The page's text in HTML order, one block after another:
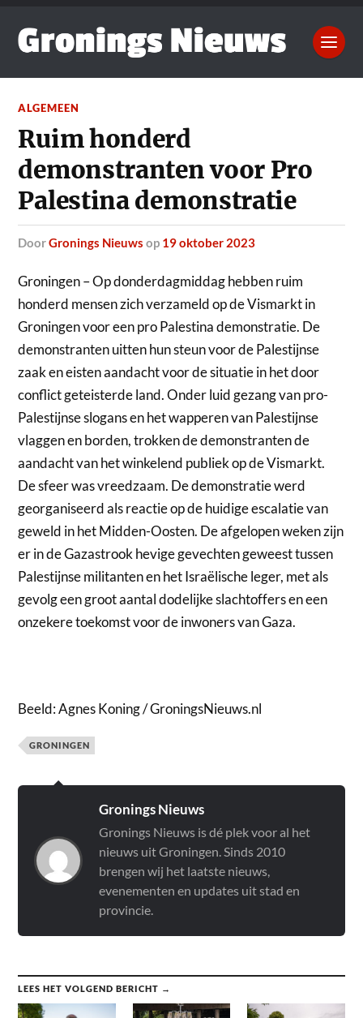
ALGEMEEN
Ruim honderd
demonstranten voor Pro
Palestina demonstratie
doorGronings Nieuws op 19 oktober 2023
Groningen – Op donderdagmiddag hebben ruim
honderd mensen zich verzameld op de Vismarkt in
Groningen voor een pro Palestina demonstratie. De
demonstranten uitten hun steun voor de Palestijnse
zaak en eisten aandacht voor de situatie in het door
conflict geteisterde land. Onder luid gezang van pro-
Palestijnse slogans en het wapperen van Palestijnse
vlaggen en borden, trokken de demonstranten de
aandacht van het winkelend publiek op de Vismarkt.
De sfeer was vreedzaam. De demonstratie werd
georganiseerd als reactie op de huidige escalatie van
geweld in het Midden-Oosten. De afgelopen weken zijn
er in de Gazastrook hevige gevechten geweest tussen
Palestijnse militanten en het Israëlische leger, met als
gevolg een groot aantal dodelijke slachtoffers en een
onzekere toekomst voor de inwoners van Gaza.
Beeld: Agnes Koning / GroningsNieuws.nl
GRONINGEN
Gronings Nieuws
Gronings Nieuws is dé plek voor al het
nieuws uit Groningen. Sinds 2010
brengen wij het laatste nieuws,
evenementen en updates uit stad en
provincie.
LEES HET VOLGEND BERICHT →